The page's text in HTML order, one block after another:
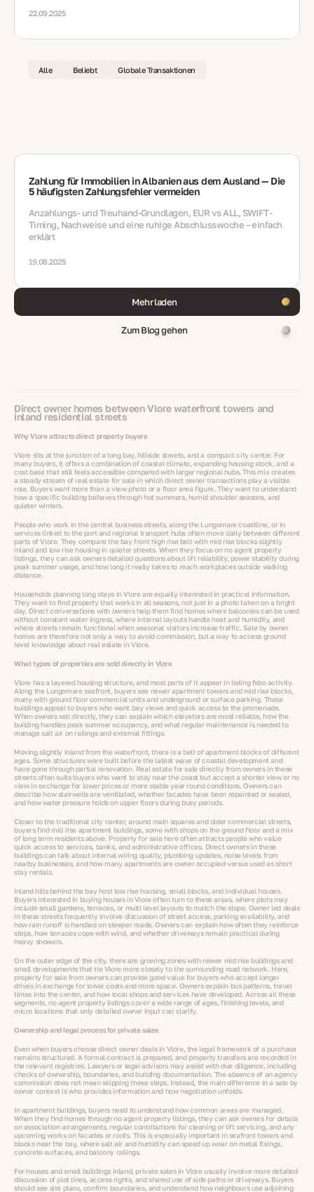
22.09.2025
Alle Beliebt Globale Transaktionen
Zahlung für Immobilien in Albanien aus dem Ausland — Die
5 häufigsten Zahlungsfehler vermeiden
Anzahlungs- und Treuhand-Grundlagen, EUR vs ALL, SWIFT-
Timing, Nachweise und eine ruhige Abschlusswoche – einfach
erklärt
19.08.2025
Mehr laden
Zum Blog gehen
Direct owner homes between Vlore waterfront towers and
inland residential streets
Why Vlore attracts direct property buyers
Vlore sits at the junction of a long bay, hillside streets, and a compact city center. For
many buyers, it offers a combination of coastal climate, expanding housing stock, and a
cost base that still feels accessible compared with larger regional hubs. This mix creates
a steady stream of real estate for sale in which direct owner transactions play a visible
role. Buyers want more than a view photo or a floor area figure. They want to understand
how a specific building behaves through hot summers, humid shoulder seasons, and
quieter winters.
People who work in the central business streets, along the Lungomare coastline, or in
services linked to the port and regional transport hubs often move daily between different
parts of Vlore. They compare the bay front high rise belt with mid rise blocks slightly
inland and low rise housing in quieter streets. When they focus on no agent property
listings, they can ask owners detailed questions about lift reliability, power stability during
peak summer usage, and how long it really takes to reach workplaces outside walking
distance.
Households planning long stays in Vlore are equally interested in practical information.
They want to find property that works in all seasons, not just in a photo taken on a bright
day. Direct conversations with owners help them find homes where balconies can be used
without constant water ingress, where internal layouts handle heat and humidity, and
where streets remain functional when seasonal visitors increase traffic. Sale by owner
homes are therefore not only a way to avoid commission, but a way to access ground
level knowledge about real estate in Vlore.
What types of properties are sold directly in Vlore
Vlore has a layered housing structure, and most parts of it appear in listing fsbo activity.
Along the Lungomare seafront, buyers see newer apartment towers and mid rise blocks,
many with ground floor commercial units and underground or surface parking. These
buildings appeal to buyers who want bay views and quick access to the promenade.
When owners sell directly, they can explain which elevators are most reliable, how the
building handles peak summer occupancy, and what regular maintenance is needed to
manage salt air on railings and external fittings.
Moving slightly inland from the waterfront, there is a belt of apartment blocks of different
ages. Some structures were built before the latest wave of coastal development and
have gone through partial renovation. Real estate for sale directly from owners in these
streets often suits buyers who want to stay near the coast but accept a shorter view or no
view in exchange for lower prices or more stable year round conditions. Owners can
describe how stairwells are ventilated, whether facades have been repainted or sealed,
and how water pressure holds on upper floors during busy periods.
Closer to the traditional city center, around main squares and older commercial streets,
buyers find mid rise apartment buildings, some with shops on the ground floor and a mix
of long term residents above. Property for sale here often attracts people who value
quick access to services, banks, and administrative offices. Direct owners in these
buildings can talk about internal wiring quality, plumbing updates, noise levels from
nearby businesses, and how many apartments are owner occupied versus used as short
stay rentals.
Inland hills behind the bay host low rise housing, small blocks, and individual houses.
Buyers interested in buying houses in Vlore often turn to these areas, where plots may
include small gardens, terraces, or multi level layouts to match the slope. Owner led deals
in these streets frequently involve discussion of street access, parking availability, and
how rain runoff is handled on steeper roads. Owners can explain how often they reinforce
steps, how terraces cope with wind, and whether driveways remain practical during
heavy showers.
On the outer edge of the city, there are growing zones with newer mid rise buildings and
small developments that tie Vlore more closely to the surrounding road network. Here,
property for sale from owners can provide good value for buyers who accept longer
drives in exchange for lower costs and more space. Owners explain bus patterns, travel
times into the center, and how local shops and services have developed. Across all these
segments, no agent property listings cover a wide range of ages, finishing levels, and
micro locations that only detailed owner input can clarify.
Ownership and legal process for private sales
Even when buyers choose direct owner deals in Vlore, the legal framework of a purchase
remains structured. A formal contract is prepared, and property transfers are recorded in
the relevant registries. Lawyers or legal advisors may assist with due diligence, including
checks of ownership, boundaries, and building documentation. The absence of an agency
commission does not mean skipping these steps. Instead, the main difference in a sale by
owner context is who provides information and how negotiation unfolds.
In apartment buildings, buyers need to understand how common areas are managed.
When they find homes through no agent property listings, they can ask owners for details
on association arrangements, regular contributions for cleaning or lift servicing, and any
upcoming works on facades or roofs. This is especially important in seafront towers and
blocks near the bay, where salt air and humidity can speed up wear on metal fixings,
concrete surfaces, and balcony railings.
For houses and small buildings inland, private sales in Vlore usually involve more detailed
discussion of plot lines, access rights, and shared use of side paths or driveways. Buyers
should see site plans, confirm boundaries, and understand how neighbours use adjoining